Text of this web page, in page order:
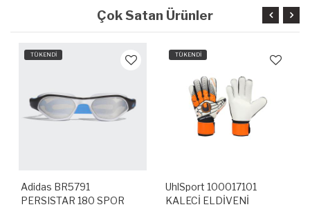
Çok Satan Ürünler
TÜKENDİ
Adidas BR5791
PERSISTAR 180 SPOR
TÜKENDİ
UhlSport 100017101
KALECİ ELDİVENİ